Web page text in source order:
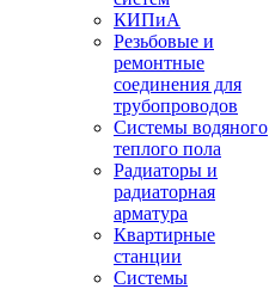
КИПиА
Резьбовые и
ремонтные
соединения для
трубопроводов
Системы водяного
теплого пола
Радиаторы и
радиаторная
арматура
Квартирные
станции
Системы